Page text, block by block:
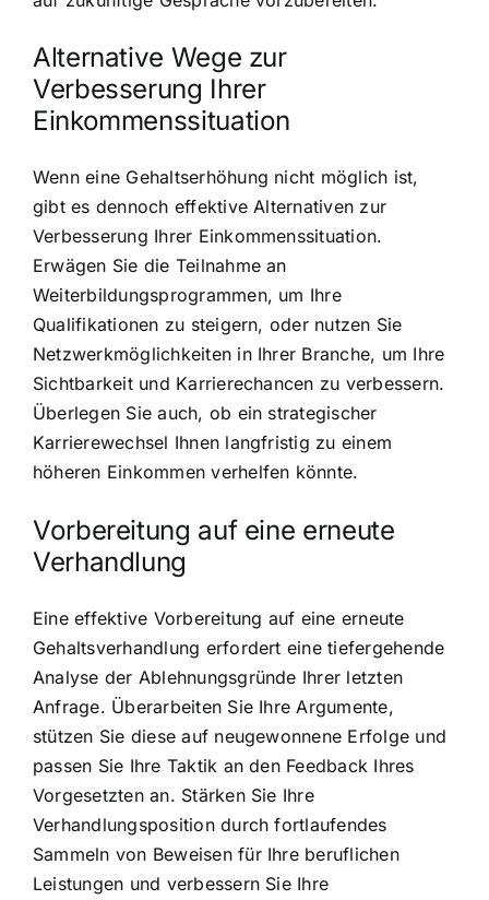
Alternative Wege zur
Verbesserung Ihrer
Einkommenssituation
Wenn eine Gehaltserhöhung nicht möglich ist,
gibt es dennoch effektive Alternativen zur
Verbesserung Ihrer Einkommenssituation.
Erwägen Sie die Teilnahme an
Weiterbildungsprogrammen, um Ihre
Qualifikationen zu steigern, oder nutzen Sie
Netzwerkmöglichkeiten in Ihrer Branche, um Ihre
Sichtbarkeit und Karrierechancen zu verbessern.
Überlegen Sie auch, ob ein strategischer
Karrierewechsel Ihnen langfristig zu einem
höheren Einkommen verhelfen könnte.
Vorbereitung auf eine erneute
Verhandlung
Eine effektive Vorbereitung auf eine erneute
Gehaltsverhandlung erfordert eine tiefergehende
Analyse der Ablehnungsgründe Ihrer letzten
Anfrage. Überarbeiten Sie Ihre Argumente,
stützen Sie diese auf neugewonnene Erfolge und
passen Sie Ihre Taktik an den Feedback Ihres
Vorgesetzten an. Stärken Sie Ihre
Verhandlungsposition durch fortlaufendes
Sammeln von Beweisen für Ihre beruflichen
Leistungen und verbessern Sie Ihre